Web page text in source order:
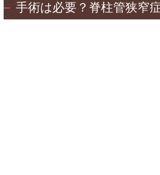
手術は必要？脊柱管狭窄